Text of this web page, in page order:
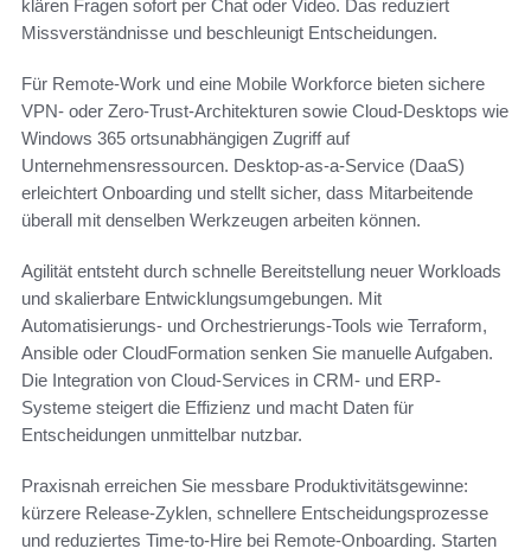
klären Fragen sofort per Chat oder Video. Das reduziert
Missverständnisse und beschleunigt Entscheidungen.
Für Remote-Work und eine Mobile Workforce bieten sichere
VPN- oder Zero-Trust-Architekturen sowie Cloud-Desktops wie
Windows 365 ortsunabhängigen Zugriff auf
Unternehmensressourcen. Desktop-as-a-Service (DaaS)
erleichtert Onboarding und stellt sicher, dass Mitarbeitende
überall mit denselben Werkzeugen arbeiten können.
Agilität entsteht durch schnelle Bereitstellung neuer Workloads
und skalierbare Entwicklungsumgebungen. Mit
Automatisierungs- und Orchestrierungs-Tools wie Terraform,
Ansible oder CloudFormation senken Sie manuelle Aufgaben.
Die Integration von Cloud-Services in CRM- und ERP-
Systeme steigert die Effizienz und macht Daten für
Entscheidungen unmittelbar nutzbar.
Praxisnah erreichen Sie messbare Produktivitätsgewinne:
kürzere Release-Zyklen, schnellere Entscheidungsprozesse
und reduziertes Time-to-Hire bei Remote-Onboarding. Starten